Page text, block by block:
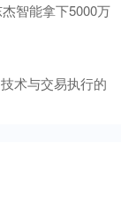
智能拿下5000万
术与交易执行的